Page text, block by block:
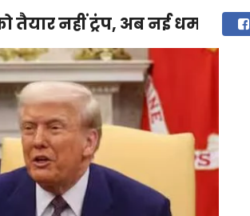
धर्म-संस्कृति राजनीति संपर्क करें
नहीं ट्रंप, अब नई धमकी दे दी